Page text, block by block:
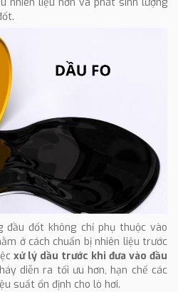
đầu đốt không chỉ phụ thuộc vào
ở cách chuẩn bị nhiên liệu trước
xử lý dầu trước khi đưa vào đầu
diễn ra tối ưu hơn, hạn chế các
suất ổn định cho lò hơi.